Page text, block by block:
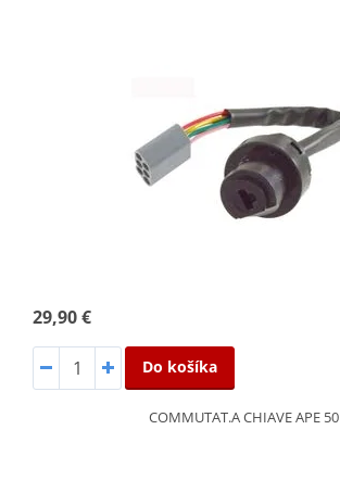
29,90 €
Do košíka
COMMUTAT.A CHIAVE APE 50